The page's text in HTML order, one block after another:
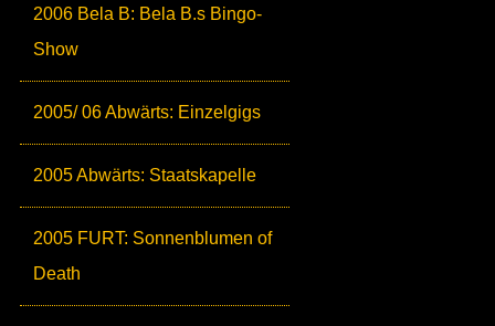
2006 Bela B: Bela B.s Bingo-
Show
2005/ 06 Abwärts: Einzelgigs
2005 Abwärts: Staatskapelle
2005 FURT: Sonnenblumen of
Death